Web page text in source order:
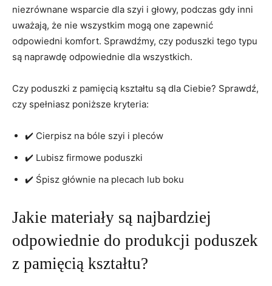
niezrównane wsparcie dla szyi i głowy, podczas gdy⁤ inni⁤
uważają, że nie wszystkim mogą one zapewnić
odpowiedni komfort. Sprawdźmy, czy poduszki tego typu
są naprawdę odpowiednie dla⁤ wszystkich.
Czy poduszki z pamięcią kształtu są dla⁢ Ciebie? ‌Sprawdź,
czy spełniasz‌ poniższe kryteria:
✔️ Cierpisz​ na bóle szyi i pleców
✔️ Lubisz firmowe poduszki
✔️ Śpisz ⁢głównie na plecach lub boku
Jakie materiały są najbardziej
odpowiednie do produkcji poduszek
z ⁤pamięcią kształtu?